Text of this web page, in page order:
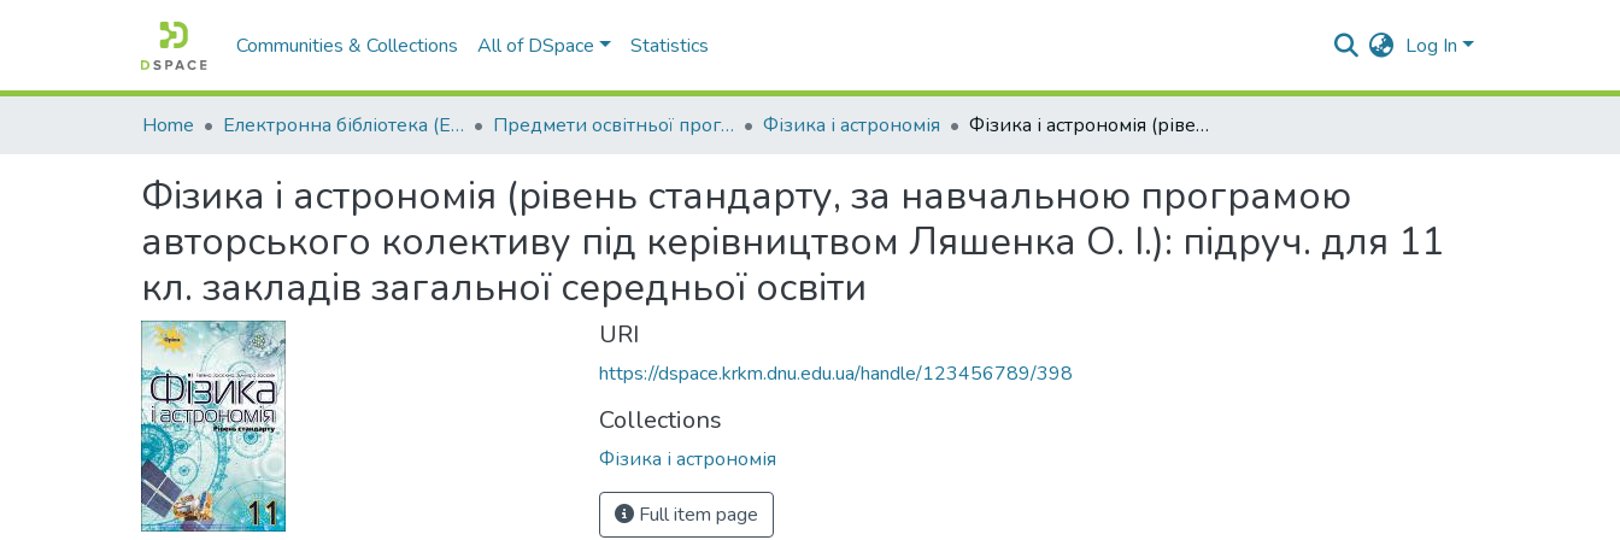
Communities & Collections All of DSpace Statistics Log In
Home Електронна бібліотека (E-Book) Предмети освітньої програми профільної середньої освіти Фізика і астрономія Фізика і астрономія (рівень стандарту, за навчальною програмою авторського колективу під керівництвом Ляшенка О. І.): підруч. для 11 кл. закладів загальної середньої освіти
Фізика і астрономія (рівень стандарту, за навчальною програмою
авторського колективу під керівництвом Ляшенка О. І.): підруч. для 11
кл. закладів загальної середньої освіти
URI
https://dspace.krkm.dnu.edu.ua/handle/123456789/398
Collections
Фізика і астрономія
Full item page